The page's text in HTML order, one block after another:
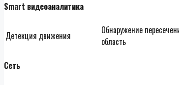
Smart видеоаналитика
Детекция движения
Обнаружение
область
Сеть